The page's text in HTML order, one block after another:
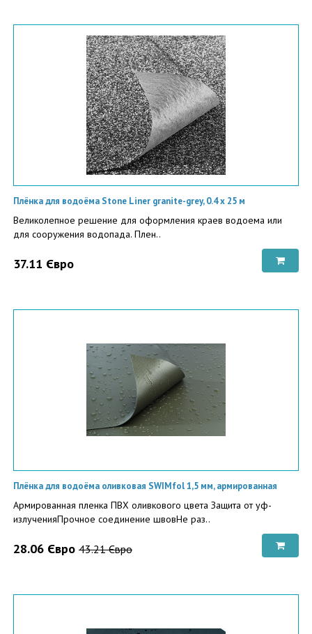
Плёнка для водоёма Stone Liner granite-grey, 0.4 х 25 м
Великолепное решение для оформления краев водоема или
для сооружения водопада. Плен..
37.11 Євро
Плёнка для водоёма оливковая SWIMfol 1,5 мм, армированная
Армированная пленка ПВХ оливкового цвета Защита от уф-
излученияПрочное соединение швовНе раз..
28.06 Євро 43.21 Євро